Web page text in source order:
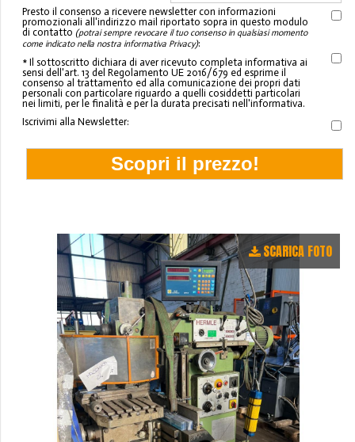
Presto il consenso a ricevere newsletter con informazioni
promozionali all'indirizzo mail riportato sopra in questo modulo
di contatto (potrai sempre revocare il tuo consenso in qualsiasi momento
come indicato nella nostra informativa Privacy):
* Il sottoscritto dichiara di aver ricevuto completa informativa ai
sensi dell'art. 13 del Regolamento UE 2016/679 ed esprime il
consenso al trattamento ed alla comunicazione dei propri dati
personali con particolare riguardo a quelli cosiddetti particolari
nei limiti, per le finalità e per la durata precisati nell'informativa.
Iscrivimi alla Newsletter:
SCARICA FOTO